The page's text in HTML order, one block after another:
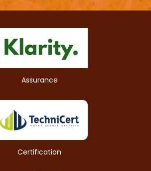
Assurance
Certification